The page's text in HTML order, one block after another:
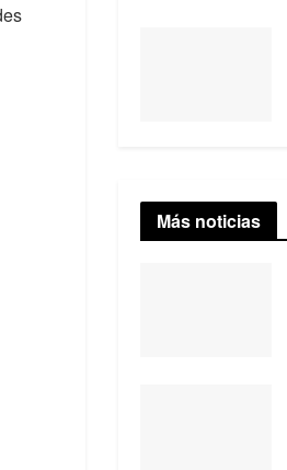
Más noticias